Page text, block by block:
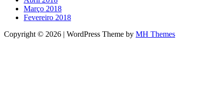
Março 2018
Fevereiro 2018
Copyright © 2026 | WordPress Theme by MH Themes